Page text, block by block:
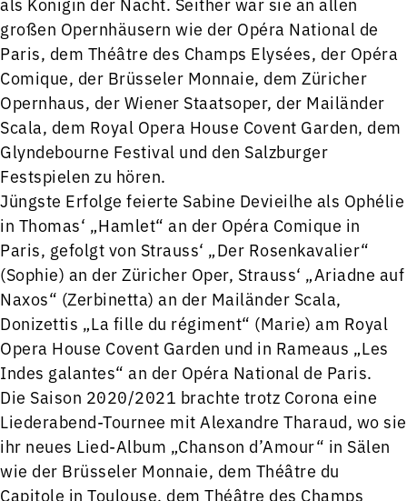
großen Opernhäusern wie der Opéra National de
Paris, dem Théâtre des Champs Elysées, der Opéra
Comique, der Brüsseler Monnaie, dem Züricher
Opernhaus, der Wiener Staatsoper, der Mailänder
Scala, dem Royal Opera House Covent Garden, dem
Glyndebourne Festival und den Salzburger
Festspielen zu hören.
Jüngste Erfolge feierte Sabine Devieilhe als Ophélie
in Thomas‘ „Hamlet“ an der Opéra Comique in
Paris, gefolgt von Strauss‘ „Der Rosenkavalier“
(Sophie) an der Züricher Oper, Strauss‘ „Ariadne auf
Naxos“ (Zerbinetta) an der Mailänder Scala,
Donizettis „La fille du régiment“ (Marie) am Royal
Opera House Covent Garden und in Rameaus „Les
Indes galantes“ an der Opéra National de Paris.
Die Saison 2020/2021 brachte trotz Corona eine
Liederabend-Tournee mit Alexandre Tharaud, wo sie
ihr neues Lied-Album „Chanson d’Amour“ in Sälen
wie der Brüsseler Monnaie, dem Théâtre du
Capitole in Toulouse, dem Théâtre des Champs